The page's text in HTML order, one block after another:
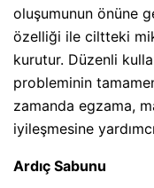
oluşumunun önüne
özelliği ile ciltteki
kurutur. Düzenli
probleminin
zamanda egzama,
iyileşmesine
Ardıç Sabunu